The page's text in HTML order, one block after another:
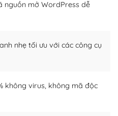
đổi. Nếu không bạn có thể
hoặc nhờ chuyên gia.
sẵn sàng hỗ trợ
các nhân viên và những
nguồn mở WordPress dễ
nhẹ tối ưu với các công cụ
không virus, không mã độc